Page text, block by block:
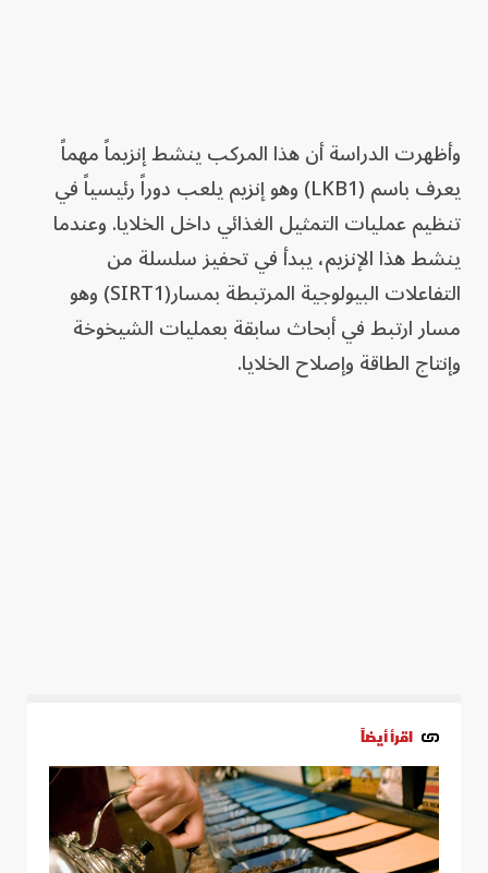
وأظهرت الدراسة أن هذا المركب ينشط إنزيماً مهماً
يعرف باسم (LKB1) وهو إنزيم يلعب دوراً رئيسياً في
تنظيم عمليات التمثيل الغذائي داخل الخلايا. وعندما
ينشط هذا الإنزيم، يبدأ في تحفيز سلسلة من
التفاعلات البيولوجية المرتبطة بمسار(SIRT1) وهو
مسار ارتبط في أبحاث سابقة بعمليات الشيخوخة
وإنتاج الطاقة وإصلاح الخلايا.
اقرأ أيضاً